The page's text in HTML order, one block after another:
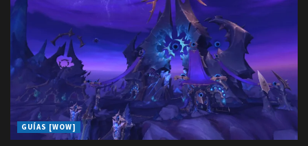
GUÍAS [WOW]